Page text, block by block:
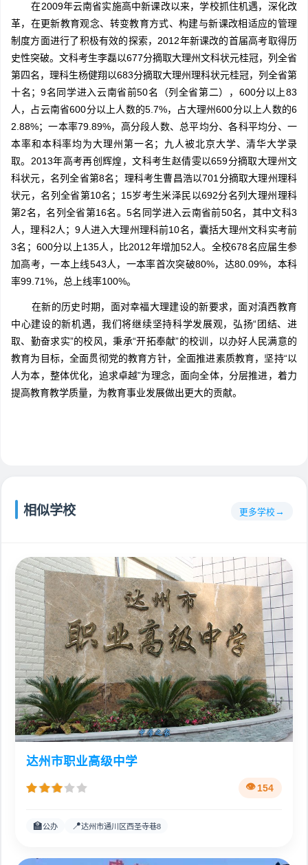
在2009年云南省实施高中新课改以来，学校抓住机遇，深化改
革，在更新教育观念、转变教育方式、构建与新课改相适应的管理
制度方面进行了积极有效的探索，2012年新课改的首届高考取得历
史性突破。文科考生李磊以677分摘取大理州文科状元桂冠，列全省
第四名，理科生杨健翔以683分摘取大理州理科状元桂冠，列全省第
十名；9名同学进入云南省前50名（列全省第二），600分以上83
人，占云南省600分以上人数的5.7%，占大理州600分以上人数的6
2.88%；一本率79.89%，高分段人数、总平均分、各科平均分、一
本率和本科率均为大理州第一名；九人被北京大学、清华大学录
取。2013年高考再创辉煌，文科考生赵倩雯以659分摘取大理州文
科状元，名列全省第8名；理科考生曹昌浩以701分摘取大理州理科
状元，名列全省第10名；15岁考生米泽民以692分名列大理州理科
第2名，名列全省第16名。5名同学进入云南省前50名，其中文科3
人，理科2人；9人进入大理州理科前10名，囊括大理州文科实考前
3名；600分以上135人，比2012年增加52人。全校678名应届生参
加高考，一本上线543人，一本率首次突破80%，达80.09%，本科
率99.71%，总上线率100%。
在新的历史时期，面对幸福大理建设的新要求，面对滇西教育
中心建设的新机遇，我们将继续坚持科学发展观，弘扬“团结、进
取、勤奋求实”的校风，秉承“开拓奉献”的校训，以办好人民满意的
教育为目标，全面贯彻党的教育方针，全面推进素质教育，坚持“以
人为本，整体优化，追求卓越”为理念，面向全体，分层推进，着力
提高教育教学质量，为教育事业发展做出更大的贡献。
相似学校 更多学校
达州市职业高级中学
154
🏫公办 📍达州市通川区西圣寺巷8